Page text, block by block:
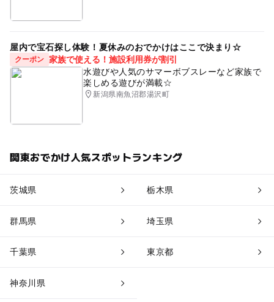
屋内で宝石探し体験！夏休みのおでかけはここで決まり☆
クーポン 家族で使える！施設利用券が割引
水遊びや人気のサマーボブスレーなど家族で
楽しめる遊びが満載☆
新潟県南魚沼郡湯沢町
関東おでかけ人気スポットランキング
茨城県 栃木県
群馬県 埼玉県
千葉県 東京都
神奈川県